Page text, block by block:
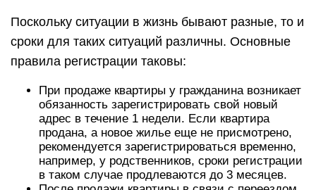
Поскольку ситуации в жизнь бывают разные, то и
сроки для таких ситуаций различны. Основные
правила регистрации таковы:
При продаже квартиры у гражданина возникает
обязанность зарегистрировать свой новый
адрес в течение 1 недели. Если квартира
продана, а новое жилье еще не присмотрено,
рекомендуется зарегистрироваться временно,
например, у родственников, сроки регистрации
в таком случае продлеваются до 3 месяцев.